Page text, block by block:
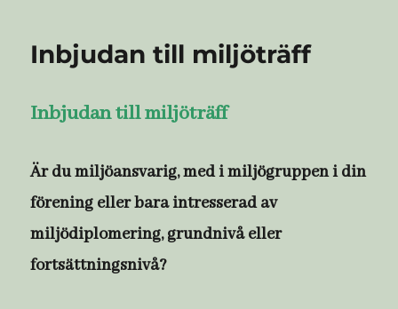
Inbjudan till miljöträff
Inbjudan till miljöträff
Är du miljöansvarig, med i miljögruppen i din
förening eller bara intresserad av
miljödiplomering, grundnivå eller
fortsättningsnivå?